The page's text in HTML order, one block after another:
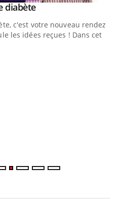
diabèteYoutube
c'est votre nouveau rendez-
les idées reçues ! Dans cet